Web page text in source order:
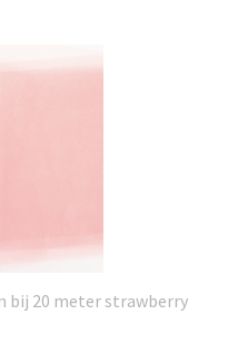
bij 20 meter strawberry